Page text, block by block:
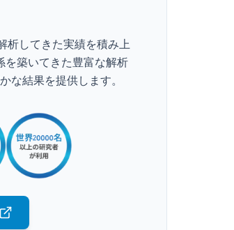
析してきた実績を積み上
を築いてきた豊富な解析
な結果を提供します。